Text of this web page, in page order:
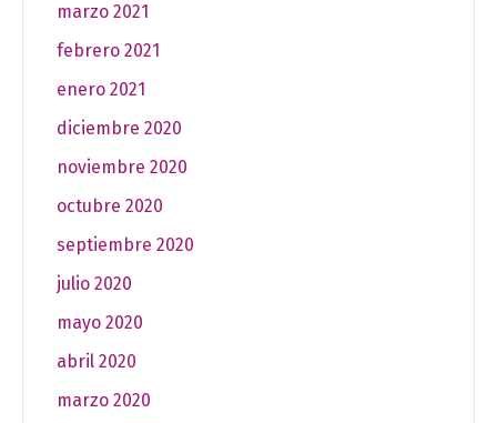
marzo 2021
febrero 2021
enero 2021
diciembre 2020
noviembre 2020
octubre 2020
septiembre 2020
julio 2020
mayo 2020
abril 2020
marzo 2020